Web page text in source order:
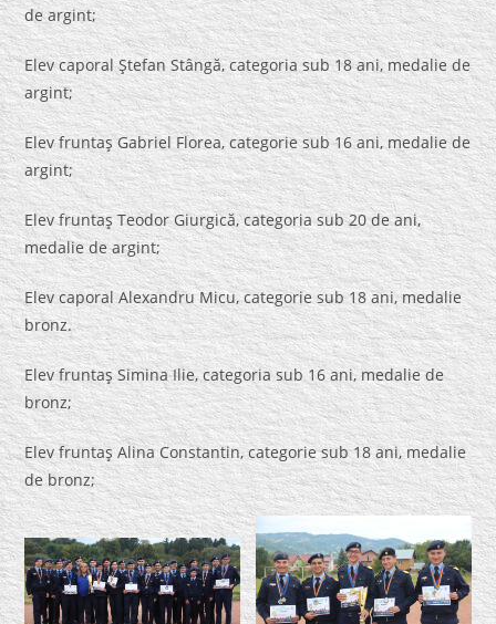
de argint;
Elev caporal Ştefan Stângă, categoria sub 18 ani, medalie de
argint;
Elev fruntaş Gabriel Florea, categorie sub 16 ani, medalie de
argint;
Elev fruntaş Teodor Giurgică, categoria sub 20 de ani,
medalie de argint;
Elev caporal Alexandru Micu, categorie sub 18 ani, medalie
bronz.
Elev fruntaş Simina Ilie, categoria sub 16 ani, medalie de
bronz;
Elev fruntaş Alina Constantin, categorie sub 18 ani, medalie
de bronz;